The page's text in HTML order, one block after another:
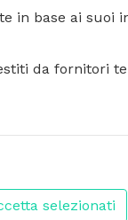
in base ai suoi
da fornitori
selezionati